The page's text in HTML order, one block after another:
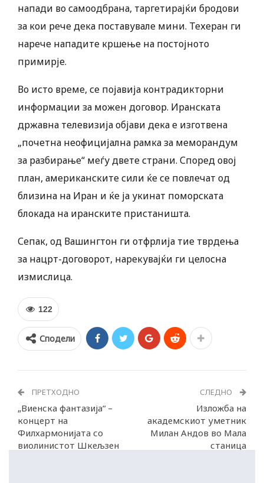
напади во самоодбрана, таргетирајќи бродови
за кои рече дека поставувале мини. Техеран ги
нарече нападите кршење на постојното
примирје.
Во исто време, се појавија контрадикторни
информации за можен договор. Иранската
државна телевизија објави дека е изготвена
„почетна неофицијална рамка за меморандум
за разбирање“ меѓу двете страни. Според овој
план, американските сили ќе се повлечат од
близина на Иран и ќе ја укинат поморската
блокада на иранските пристаништа.
Сепак, од Вашингтон ги отфрлија тие тврдења
за нацрт-договорот, нарекувајќи ги целосна
измислица.
122
Сподели
ПРЕТХОДНО
„Виенска фантазија“ –
концерт на
Филхармонијата со
виолинистот Шкељзен
СЛЕДНО
Изложба на
академскиот уметник
Милан Андов во Мала
станица